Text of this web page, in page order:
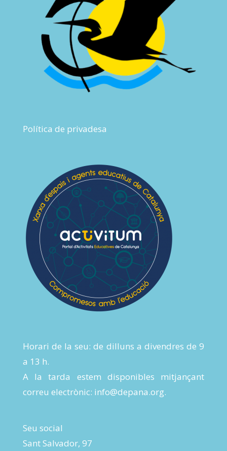
Política de privadesa
Horari de la seu: de dilluns a divendres de 9
a 13 h.
A la tarda estem disponibles mitjançant
correu electrònic: info@depana.org.
Seu social
Sant Salvador, 97